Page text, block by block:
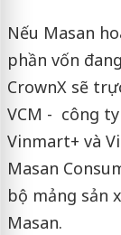
Nếu Masan
phần vốn
CrownX sẽ
VCM - công
Vinmart+ và
Masan
bộ mảng sản
Masan.